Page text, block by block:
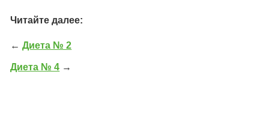
Читайте далее:
←Диета № 2
Диета № 4 →